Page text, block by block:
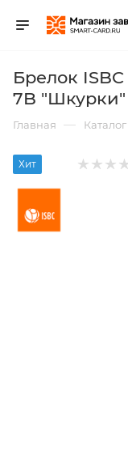
Брелок ISBC
7B "Шкурки"
Главная — Каталог
Хит